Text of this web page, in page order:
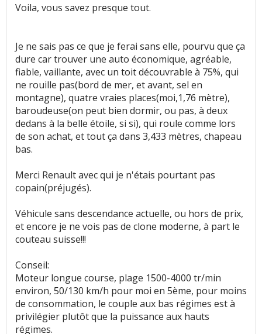
Voila, vous savez presque tout.
Je ne sais pas ce que je ferai sans elle, pourvu que ça
dure car trouver une auto économique, agréable,
fiable, vaillante, avec un toit découvrable à 75%, qui
ne rouille pas(bord de mer, et avant, sel en
montagne), quatre vraies places(moi,1,76 mètre),
baroudeuse(on peut bien dormir, ou pas, à deux
dedans à la belle étoile, si si), qui roule comme lors
de son achat, et tout ça dans 3,433 mètres, chapeau
bas.
Merci Renault avec qui je n'étais pourtant pas
copain(préjugés).
Véhicule sans descendance actuelle, ou hors de prix,
et encore je ne vois pas de clone moderne, à part le
couteau suisse!!!
Conseil:
Moteur longue course, plage 1500-4000 tr/min
environ, 50/130 km/h pour moi en 5ème, pour moins
de consommation, le couple aux bas régimes est à
privilégier plutôt que la puissance aux hauts
régimes.